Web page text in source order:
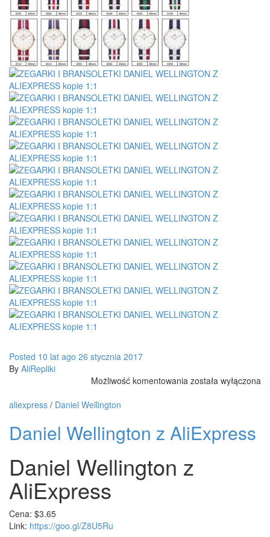
Posted 10 lat ago 26 stycznia 2017
By AliRepliki
Możliwość komentowania ZEGARKI
WELLINGTON
Z
KOPIE
1:1
została wyłączona
aliexpress / Daniel Wellington
Daniel Wellington z AliExpress
Daniel Wellington z
AliExpress
Cena: $3.65
Link: https://goo.gl/Z8U5Ru